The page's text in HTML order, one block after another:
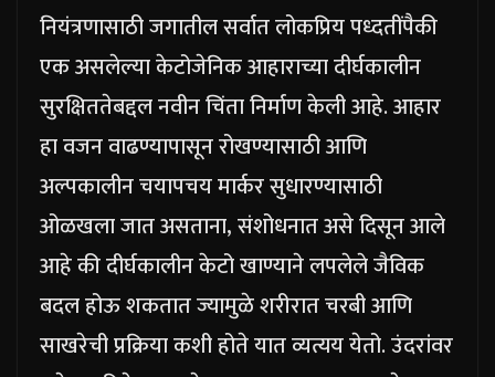
नियंत्रणासाठी जगातील सर्वात लोकप्रिय पध्दतींपैकी
एक असलेल्या केटोजेनिक आहाराच्या दीर्घकालीन
सुरक्षिततेबद्दल नवीन चिंता निर्माण केली आहे.आहार
हा वजन वाढण्यापासून रोखण्यासाठी आणि
अल्पकालीन चयापचय मार्कर सुधारण्यासाठी
ओळखला जात असताना, संशोधनात असे दिसून आले
आहे की दीर्घकालीन केटो खाण्याने लपलेले जैविक
बदल होऊ शकतात ज्यामुळे शरीरात चरबी आणि
साखरेची प्रक्रिया कशी होते यात व्यत्यय येतो.उंदरांवर